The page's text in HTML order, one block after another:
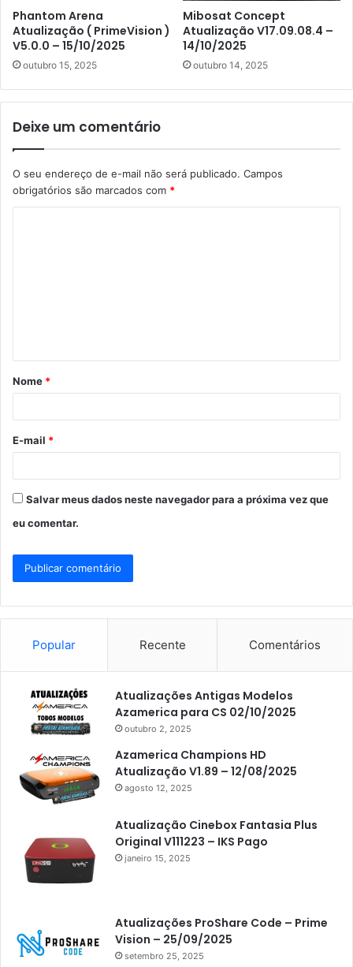
Phantom Arena
Atualização ( PrimeVision )
V5.0.0 – 15/10/2025
outubro 15, 2025
Mibosat Concept
Atualização V17.09.08.4 –
14/10/2025
outubro 14, 2025
Deixe um comentário
O seu endereço de e-mail não será publicado. Campos
obrigatórios são marcados com *
á
r
*
Nome *
E-mail *
Salvar meus dados neste navegador para a próxima vez que
eu comentar.
Popular Recente Comentários
Atualizações Antigas Modelos
Azamerica para CS 02/10/2025
outubro 2, 2025
Azamerica Champions HD
Atualização V1.89 – 12/08/2025
agosto 12, 2025
Atualização Cinebox Fantasia Plus
Original V111223 – IKS Pago
janeiro 15, 2025
Atualizações ProShare Code – Prime
Vision – 25/09/2025
setembro 25, 2025